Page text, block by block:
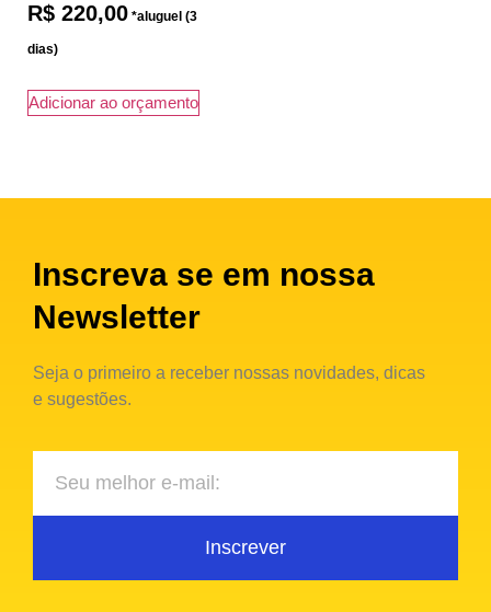
R$ 220,00
Adicionar ao orçamento
Inscreva se em nossa
Newsletter
Seja o primeiro a receber nossas novidades, dicas
e sugestões.
Inscrever